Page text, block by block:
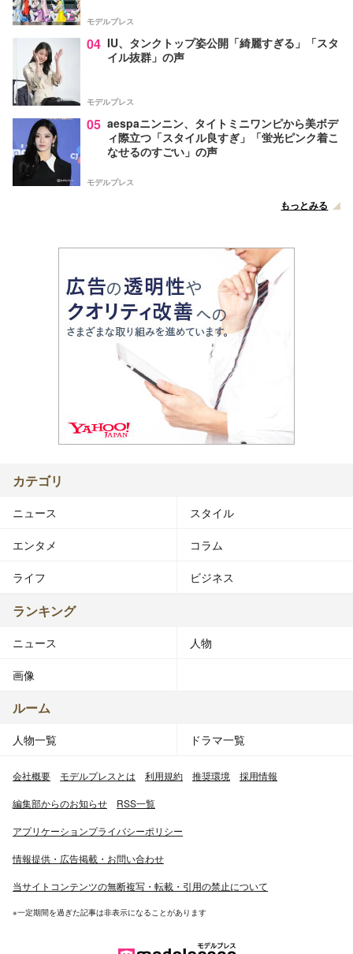
モデルプレス
04 IU、タンクトップ姿公開「綺麗すぎる」「スタ
イル抜群」の声
モデルプレス
05 aespaニンニン、タイトミニワンピから美ボデ
ィ際立つ「スタイル良すぎ」「蛍光ピンク着こ
なせるのすごい」の声
モデルプレス
もっとみる
カテゴリ
ニュース スタイル
エンタメ コラム
ライフ ビジネス
ランキング
ニュース 人物
画像
ルーム
人物一覧 ドラマ一覧
会社概要 モデルプレスとは 利用規約 推奨環境 採用情報
編集部からのお知らせ RSS一覧
アプリケーションプライバシーポリシー
情報提供・広告掲載・お問い合わせ
当サイトコンテンツの無断複写・転載・引用の禁止について
※一定期間を過ぎた記事は非表示になることがあります